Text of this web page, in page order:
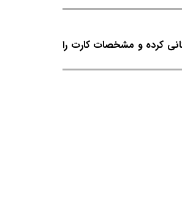
کرده و مشخصات کارت را